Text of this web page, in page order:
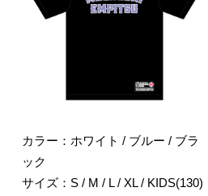
カラー：ホワイト / ブルー / ブラ
ック
サイズ：S / M / L / XL / KIDS(130)